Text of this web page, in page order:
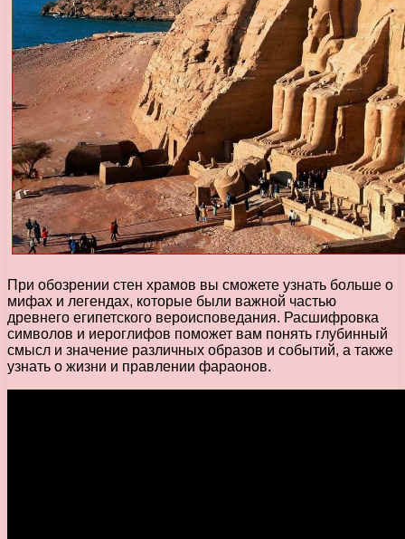
При обозрении стен храмов вы сможете узнать больше о
мифах и легендах, которые были важной частью
древнего египетского вероисповедания. Расшифровка
символов и иероглифов поможет вам понять глубинный
смысл и значение различных образов и событий, а также
узнать о жизни и правлении фараонов.